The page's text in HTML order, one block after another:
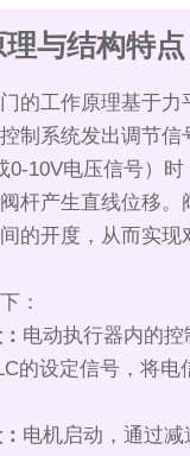
与结构特点
的工作原理基于力
制系统发出调节信
0-10V电压信号）
杆产生直线位移。
的开度，从而实现
：
电动执行器内的
的设定信号，将电
电机启动，通过减